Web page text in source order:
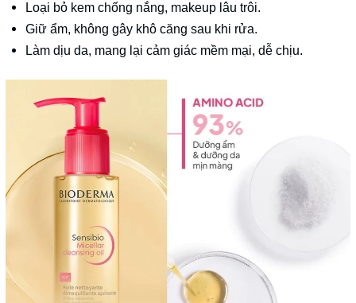
Loại bỏ kem chống nắng, makeup lâu trôi.
Giữ ẩm, không gây khô căng sau khi rửa.
Làm dịu da, mang lại cảm giác mềm mại, dễ chịu.